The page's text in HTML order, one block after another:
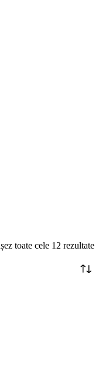
toate cele 12 rezultate